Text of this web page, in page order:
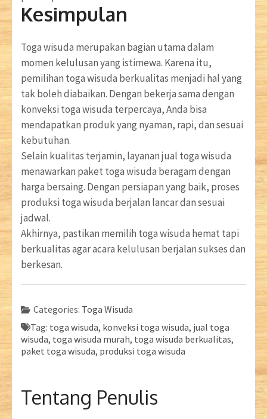
Kesimpulan
Toga wisuda merupakan bagian utama dalam
momen kelulusan yang istimewa. Karena itu,
pemilihan toga wisuda berkualitas menjadi hal yang
tak boleh diabaikan. Dengan bekerja sama dengan
konveksi toga wisuda terpercaya, Anda bisa
mendapatkan produk yang nyaman, rapi, dan sesuai
kebutuhan.
Selain kualitas terjamin, layanan jual toga wisuda
menawarkan paket toga wisuda beragam dengan
harga bersaing. Dengan persiapan yang baik, proses
produksi toga wisuda berjalan lancar dan sesuai
jadwal.
Akhirnya, pastikan memilih toga wisuda hemat tapi
berkualitas agar acara kelulusan berjalan sukses dan
berkesan.
Categories: Toga Wisuda
Tag: toga wisuda, konveksi toga wisuda, jual toga
wisuda, toga wisuda murah, toga wisuda berkualitas,
paket toga wisuda, produksi toga wisuda
Tentang Penulis